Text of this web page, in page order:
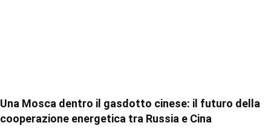
Una Mosca dentro il gasdotto cinese: il futuro della
cooperazione energetica tra Russia e Cina